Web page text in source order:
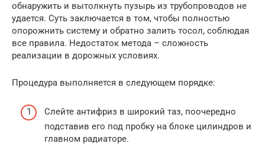
обнаружить и вытолкнуть пузырь из трубопроводов не
удается. Суть заключается в том, чтобы полностью
опорожнить систему и обратно залить тосол, соблюдая
все правила. Недостаток метода – сложность
реализации в дорожных условиях.
Процедура выполняется в следующем порядке:
Слейте антифриз в широкий таз, поочередно
подставив его под пробку на блоке цилиндров и
главном радиаторе.